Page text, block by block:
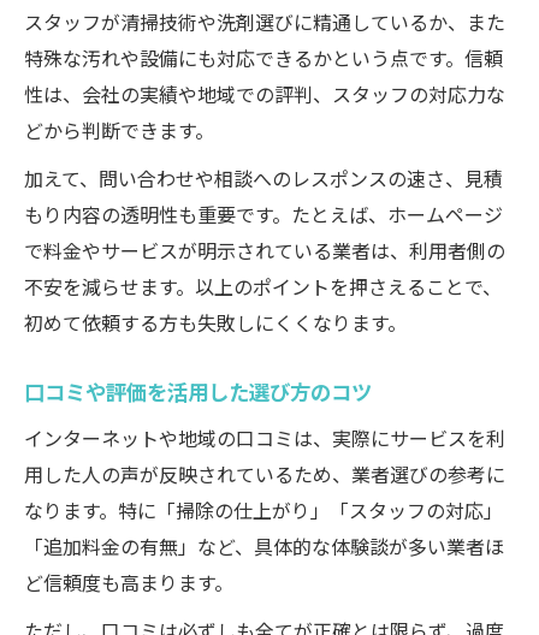
スタッフが清掃技術や洗剤選びに精通しているか、また
特殊な汚れや設備にも対応できるかという点です。信頼
性は、会社の実績や地域での評判、スタッフの対応力な
どから判断できます。
加えて、問い合わせや相談へのレスポンスの速さ、見積
もり内容の透明性も重要です。たとえば、ホームページ
で料金やサービスが明示されている業者は、利用者側の
不安を減らせます。以上のポイントを押さえることで、
初めて依頼する方も失敗しにくくなります。
口コミや評価を活用した選び方のコツ
インターネットや地域の口コミは、実際にサービスを利
用した人の声が反映されているため、業者選びの参考に
なります。特に「掃除の仕上がり」「スタッフの対応」
「追加料金の有無」など、具体的な体験談が多い業者ほ
ど信頼度も高まります。